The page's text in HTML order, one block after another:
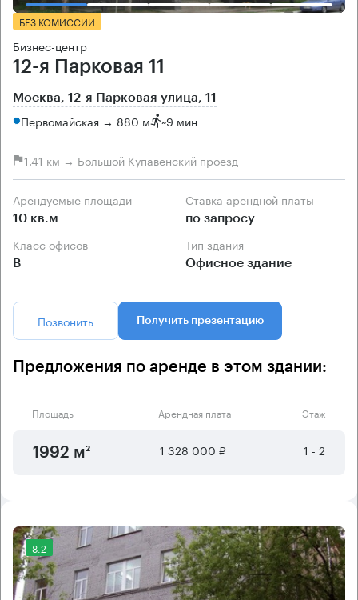
БЕЗ КОМИССИИ
Бизнес-центр
12-я Парковая 11
Москва, 12-я Парковая улица, 11
Первомайская → 880 м ~9 мин
1.41 км → Большой Купавенский проезд
Арендуемые площади
10 кв.м
Ставка арендной платы
по запросу
Класс офисов
B
Тип здания
Офисное здание
Позвонить Получить презентацию
Предложения по аренде в этом здании:
Площадь Арендная плата Этаж
1992 м² 1 328 000 ₽ 1 - 2
8.2